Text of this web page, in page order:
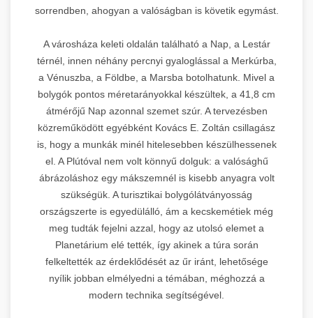
sorrendben, ahogyan a valóságban is követik egymást.
A városháza keleti oldalán található a Nap, a Lestár
térnél, innen néhány percnyi gyaloglással a Merkúrba,
a Vénuszba, a Földbe, a Marsba botolhatunk. Mivel a
bolygók pontos méretarányokkal készültek, a 41,8 cm
átmérőjű Nap azonnal szemet szúr. A tervezésben
közreműködött egyébként Kovács E. Zoltán csillagász
is, hogy a munkák minél hitelesebben készülhessenek
el. A Plútóval nem volt könnyű dolguk: a valósághű
ábrázoláshoz egy mákszemnél is kisebb anyagra volt
szükségük. A turisztikai bolygólátványosság
országszerte is egyedülálló, ám a kecskemétiek még
meg tudták fejelni azzal, hogy az utolsó elemet a
Planetárium elé tették, így akinek a túra során
felkeltették az érdeklődését az űr iránt, lehetősége
nyílik jobban elmélyedni a témában, méghozzá a
modern technika segítségével.